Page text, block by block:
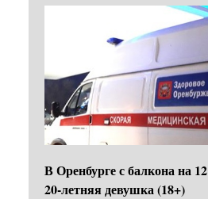
В Оренбурге с балкона на
20-летняя девушка (18+)